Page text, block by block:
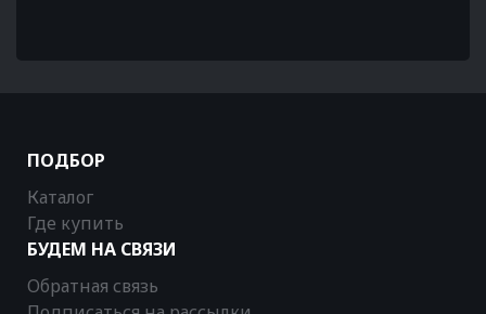
ПОДБОР
Каталог
Где купить
БУДЕМ НА СВЯЗИ
Обратная связь